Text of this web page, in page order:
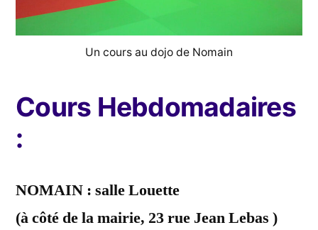
Un cours au dojo de Nomain
Cours Hebdomadaires
:
NOMAIN : salle Louette
(à côté de la mairie, 23 rue Jean Lebas )